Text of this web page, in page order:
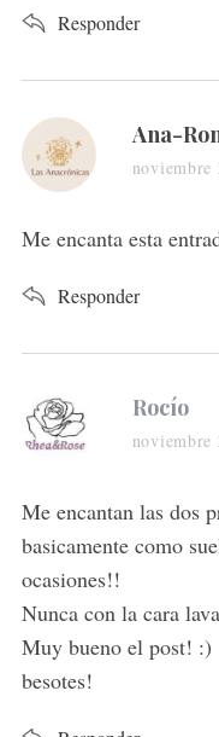
Responder
s
a
s
Ana-
noviembre
Me encanta esta
Responder
s
a
s
:
Rocío
noviembre
Me encantan las dos
basicamente como
ocasiones!!
Nunca con la cara
Muy bueno el post! :)
besotes!